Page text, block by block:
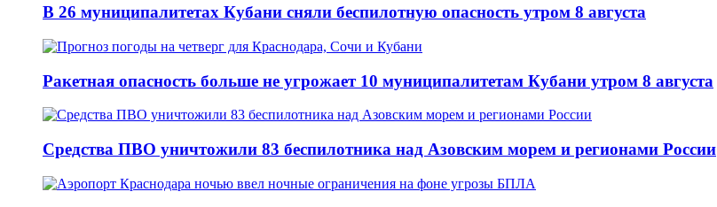
В 26 муниципалитетах Кубани сняли беспилотную опасность утром 8 августа
Ракетная опасность больше не угрожает 10 муниципалитетам Кубани утром 8 августа
Средства ПВО уничтожили 83 беспилотника над Азовским морем и регионами России